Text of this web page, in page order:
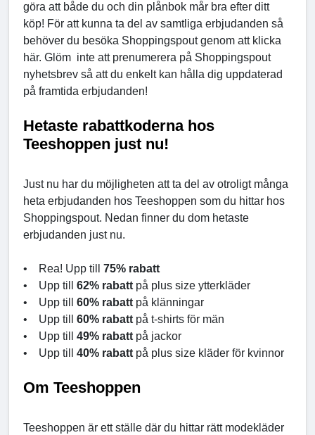
göra att både du och din plånbok mår bra efter ditt
köp! För att kunna ta del av samtliga erbjudanden så
behöver du besöka Shoppingspout genom att klicka
här. Glöm inte att prenumerera på Shoppingspout
nyhetsbrev så att du enkelt kan hålla dig uppdaterad
på framtida erbjudanden!
Hetaste rabattkoderna hos
Teeshoppen just nu!
Just nu har du möjligheten att ta del av otroligt många
heta erbjudanden hos Teeshoppen som du hittar hos
Shoppingspout. Nedan finner du dom hetaste
erbjudanden just nu.
• Rea! Upp till 75% rabatt
• Upp till 62% rabatt på plus size ytterkläder
• Upp till 60% rabatt på klänningar
• Upp till 60% rabatt på t-shirts för män
• Upp till 49% rabatt på jackor
• Upp till 40% rabatt på plus size kläder för kvinnor
Om Teeshoppen
Teeshoppen är ett ställe där du hittar rätt modekläder